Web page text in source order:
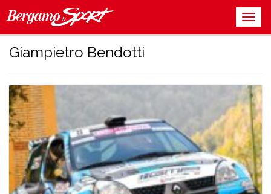
Giampietro Bendotti